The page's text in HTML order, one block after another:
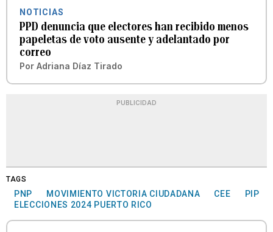
NOTICIAS
PPD denuncia que electores han recibido menos
papeletas de voto ausente y adelantado por
correo
Por Adriana Díaz Tirado
PUBLICIDAD
TAGS
PNP MOVIMIENTO VICTORIA CIUDADANA CEE
PIP
ELECCIONES 2024 PUERTO RICO